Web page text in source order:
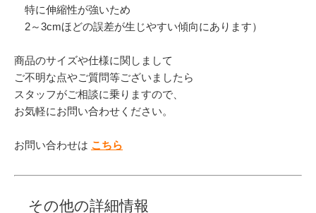
特に伸縮性が強いため
2～3cmほどの誤差が生じやすい傾向にあります）
商品のサイズや仕様に関しまして
ご不明な点やご質問等ございましたら
スタッフがご相談に乗りますので、
お気軽にお問い合わせください。
お問い合わせは こちら
その他の詳細情報